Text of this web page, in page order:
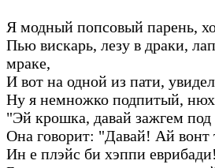
Я модный попсовый парень,
Пью вискарь, лезу в драки,
мраке,
И вот на одной из пати,
Ну я немножко подпитый,
"Эй крошка, давай зажгем
Она говорит: "Давай! Ай
Ин е плэйс би хэппи